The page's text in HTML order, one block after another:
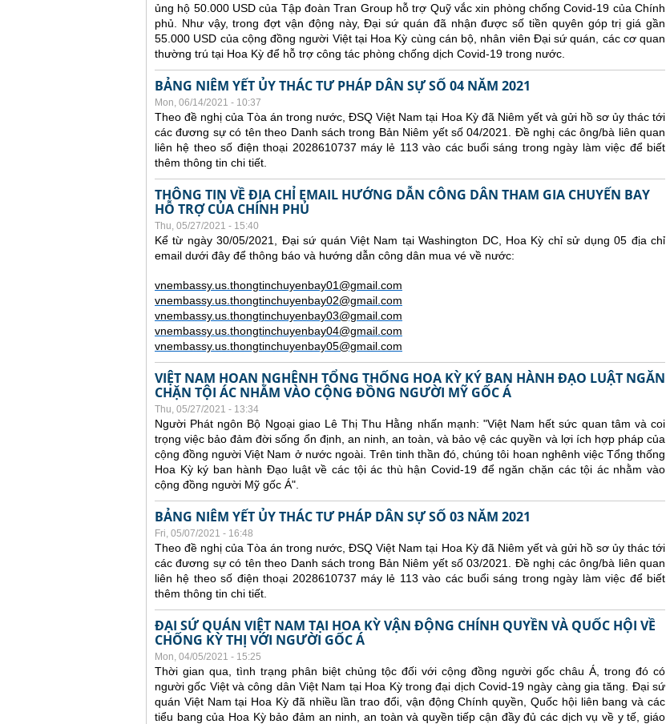
ủng hộ 50.000 USD của Tập đoàn Tran Group hỗ trợ Quỹ vắc xin phòng chống Covid-19 của Chính
phủ. Như vậy, trong đợt vận động này, Đại sứ quán đã nhận được số tiền quyên góp trị giá gần
55.000 USD của cộng đồng người Việt tại Hoa Kỳ cùng cán bộ, nhân viên Đại sứ quán, các cơ quan
thường trú tại Hoa Kỳ để hỗ trợ công tác phòng chống dịch Covid-19 trong nước.
BẢNG NIÊM YẾT ỦY THÁC TƯ PHÁP DÂN SỰ SỐ 04 NĂM 2021
Mon, 06/14/2021 - 10:37
Theo đề nghị của Tòa án trong nước, ĐSQ Việt Nam tại Hoa Kỳ đã Niêm yết và gửi hồ sơ ủy thác tới
các đương sự có tên theo Danh sách trong Bản Niêm yết số 04/2021. Đề nghị các ông/bà liên quan
liên hệ theo số điện thoại 2028610737 máy lẻ 113 vào các buổi sáng trong ngày làm việc để biết
thêm thông tin chi tiết.
THÔNG TIN VỀ ĐỊA CHỈ EMAIL HƯỚNG DẪN CÔNG DÂN THAM GIA CHUYẾN BAY
HỖ TRỢ CỦA CHÍNH PHỦ
Thu, 05/27/2021 - 15:40
Kể từ ngày 30/05/2021, Đại sứ quán Việt Nam tại Washington DC, Hoa Kỳ chỉ sử dụng 05 địa chỉ
email dưới đây để thông báo và hướng dẫn công dân mua vé về nước:
vnembassy.us.thongtinchuyenbay01@gmail.com
vnembassy.us.thongtinchuyenbay02@gmail.com
vnembassy.us.thongtinchuyenbay03@gmail.com
vnembassy.us.thongtinchuyenbay04@gmail.com
vnembassy.us.thongtinchuyenbay05@gmail.com
VIỆT NAM HOAN NGHÊNH TỔNG THỐNG HOA KỲ KÝ BAN HÀNH ĐẠO LUẬT NGĂN
CHẶN TỘI ÁC NHẰM VÀO CỘNG ĐỒNG NGƯỜI MỸ GỐC Á
Thu, 05/27/2021 - 13:34
Người Phát ngôn Bộ Ngoại giao Lê Thị Thu Hằng nhấn mạnh: "Việt Nam hết sức quan tâm và coi
trọng việc bảo đảm đời sống ổn định, an ninh, an toàn, và bảo vệ các quyền và lợi ích hợp pháp của
cộng đồng người Việt Nam ở nước ngoài. Trên tinh thần đó, chúng tôi hoan nghênh việc Tổng thống
Hoa Kỳ ký ban hành Đạo luật về các tội ác thù hận Covid-19 để ngăn chặn các tội ác nhằm vào
cộng đồng người Mỹ gốc Á".
BẢNG NIÊM YẾT ỦY THÁC TƯ PHÁP DÂN SỰ SỐ 03 NĂM 2021
Fri, 05/07/2021 - 16:48
Theo đề nghị của Tòa án trong nước, ĐSQ Việt Nam tại Hoa Kỳ đã Niêm yết và gửi hồ sơ ủy thác tới
các đương sự có tên theo Danh sách trong Bản Niêm yết số 03/2021. Đề nghị các ông/bà liên quan
liên hệ theo số điện thoại 2028610737 máy lẻ 113 vào các buổi sáng trong ngày làm việc để biết
thêm thông tin chi tiết.
ĐẠI SỨ QUÁN VIỆT NAM TẠI HOA KỲ VẬN ĐỘNG CHÍNH QUYỀN VÀ QUỐC HỘI VỀ
CHỐNG KỲ THỊ VỚI NGƯỜI GỐC Á
Mon, 04/05/2021 - 15:25
Thời gian qua, tình trạng phân biệt chủng tộc đối với cộng đồng người gốc châu Á, trong đó có
người gốc Việt và công dân Việt Nam tại Hoa Kỳ trong đại dịch Covid-19 ngày càng gia tăng. Đại sứ
quán Việt Nam tại Hoa Kỳ đã nhiều lần trao đổi, vận động Chính quyền, Quốc hội liên bang và các
tiểu bang của Hoa Kỳ bảo đảm an ninh, an toàn và quyền tiếp cận đầy đủ các dịch vụ về y tế, giáo